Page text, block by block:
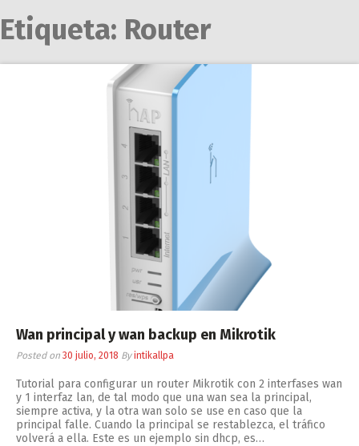
Etiqueta: Router
Wan principal y wan backup en Mikrotik
Posted on 30 julio, 2018 Byintikallpa
Tutorial para configurar un router Mikrotik con 2 interfases wan
y 1 interfaz lan, de tal modo que una wan sea la principal,
siempre activa, y la otra wan solo se use en caso que la
principal falle. Cuando la principal se restablezca, el tráfico
volverá a ella. Este es un ejemplo sin dhcp, es…